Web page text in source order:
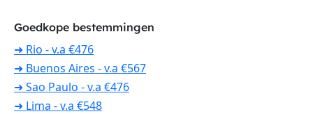
Goedkope bestemmingen
➜ Rio - v.a €476
➜ Buenos Aires - v.a €567
➜ Sao Paulo - v.a €476
➜ Lima - v.a €548